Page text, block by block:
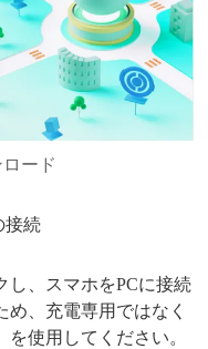
ード
接続
し、スマホをPCに接続
め、充電専用ではなく
を使用してください。